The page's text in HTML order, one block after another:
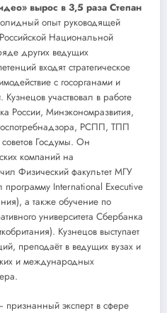
вырос в 3,5 раза Степан
опыт руководящей
Национальной
других ведущих
входят стратегическое
с госорганами и
участвовал в работе
России, Минэкономразвития,
РСПП, ТПП
Госдумы. Он
компаний на
Физический факультет МГУ
International Executive
а также обучение по
университета Сбербанка
Кузнецов выступает
преподаёт в ведущих вузах и
и международных
признанный эксперт в сфере